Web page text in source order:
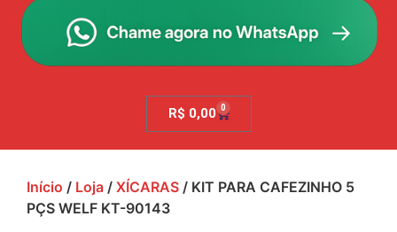
R$ 0,00 0
Início / Loja / XÍCARAS / KIT PARA CAFEZINHO 5
PÇS WELF KT-90143